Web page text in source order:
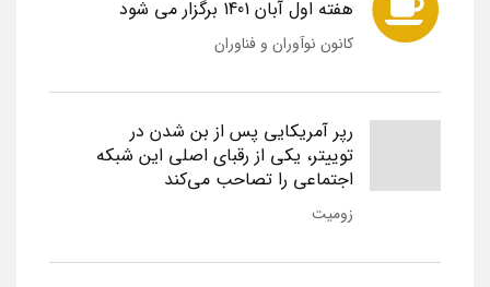
هفته اول آبان 1401 برگزار می شود
کانون نوآوران و فناوران
رپر آمریکایی پس از بن شدن در
توییتر، یکی از رقبای اصلی این شبکه
اجتماعی را تصاحب می‌کند
زومیت